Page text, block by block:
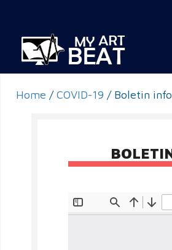
Home /COVID-19 / Boletin